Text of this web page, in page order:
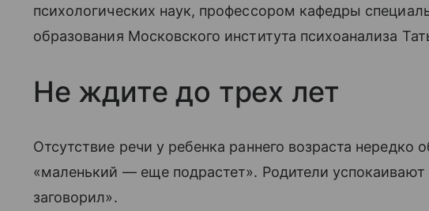
психологических наук, профессором кафедры
образования Московского института психоанализа
Не ждите до трех лет
Отсутствие речи у ребенка раннего возраста нередко
«маленький — еще подрастет». Родители успокаивают
заговорил».